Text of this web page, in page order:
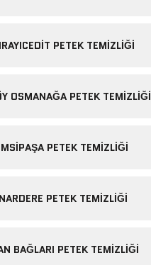
PETEK TEMIZLIĞI
OSMANAĞA PETEK TEMIZLIĞI
PETEK TEMIZLIĞI
PETEK TEMIZLIĞI
BAĞLARI PETEK TEMIZLIĞI